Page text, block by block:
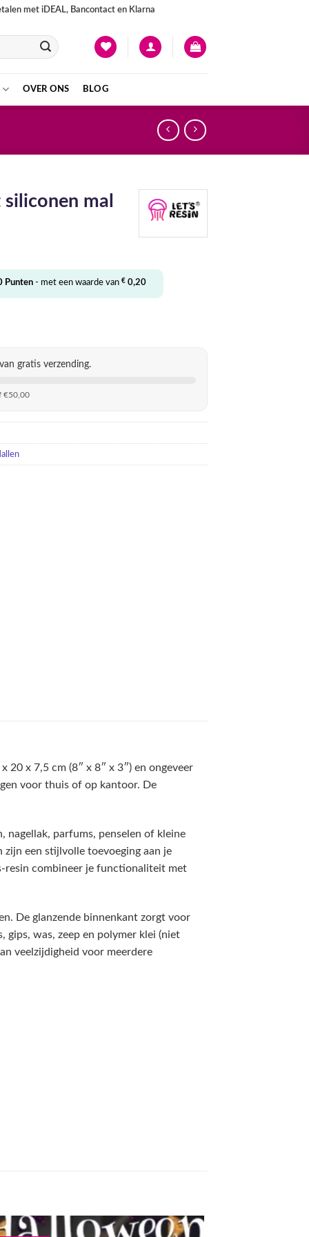
met iDEAL, Bancontact en Klarna
OVER ONS BLOG
mal
Punten - met een waarde van € 0,20
gratis verzending.
€50,00
20 x 7,5 cm (8″ x 8″ x 3″) en ongeveer
voor thuis of op kantoor. De
parfums, penselen of kleine
een stijlvolle toevoeging aan je
resin combineer je functionaliteit met
De glanzende binnenkant zorgt voor
gips, was, zeep en polymer klei (niet
veelzijdigheid voor meerdere